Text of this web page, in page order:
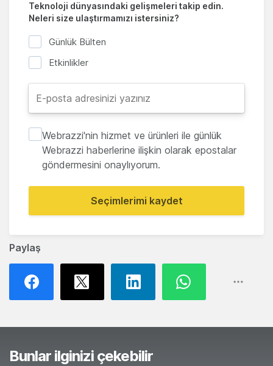
Paylaş
Teknoloji dünyasındaki gelişmeleri takip edin.
Neleri size ulaştırmamızı istersiniz?
Günlük Bülten
Etkinlikler
Webrazzi'nin hizmet ve ürünleri ile günlük
Webrazzi haberlerine ilişkin olarak epostalar
göndermesini onaylıyorum.
Seçimlerimi kaydet
Bunlar ilginizi çekebilir